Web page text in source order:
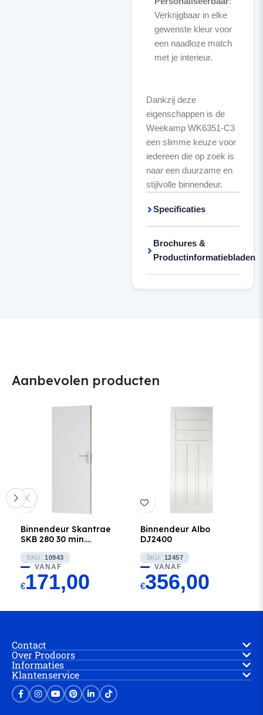
Verkrijgbaar in elke
gewenste kleur voor
een naadloze match
met je interieur.
Dankzij deze
eigenschappen is de
Weekamp WK6351-C3
een slimme keuze voor
iedereen die op zoek is
naar een duurzame en
stijlvolle binnendeur.
Specificaties
Brochures &
Productinformatiebladen
Aanbevolen producten
Binnendeur Skantrae
SKB 280 30 min.
SKU: 10943
VANAF
€171,00
Binnendeur Albo
DJ2400
SKU: 12457
VANAF
€356,00
Contact
Over Prodoors
Informaties
Klantenservice